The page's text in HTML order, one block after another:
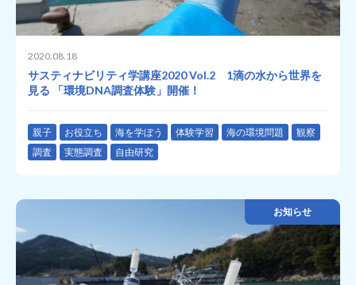
2020.08.18
サスティナビリティ学講座2020 Vol.2 1滴の水から世界を
見る 「環境DNA調査体験」開催！
親子 お役立ち 海を学ぼう 体験学習 海の環境問題
観察
調査
実態調査 自由研究
お知らせ